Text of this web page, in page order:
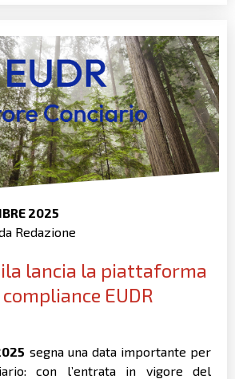
2025
Redazione
lancia la piattaforma
EUDR
segna una data importante per
con l’entrata in vigore del